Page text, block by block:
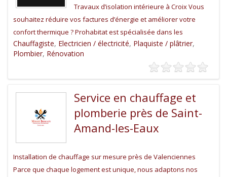
Travaux d’isolation intérieure à Croix Vous
souhaitez réduire vos factures d’énergie et améliorer votre
confort thermique ? Prohabitat est spécialisée dans les
Chauffagiste, Electricien / électricité, Plaquiste / plâtrier,
Plombier, Rénovation
Service en chauffage et
plomberie près de Saint-
Amand-les-Eaux
Installation de chauffage sur mesure près de Valenciennes
Parce que chaque logement est unique, nous adaptons nos